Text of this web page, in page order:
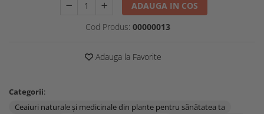
ADAUGA IN COS
Cod Produs: 00000013
Adauga la Favorite
Categorii:
Ceaiuri naturale și medicinale din plante pentru sănătatea ta